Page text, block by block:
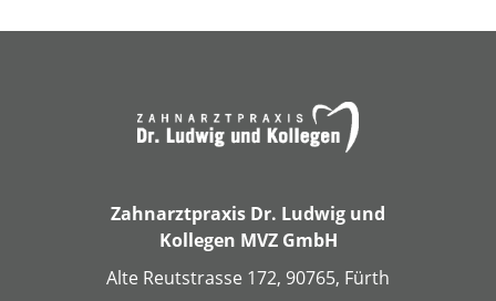
Zahnarztpraxis Dr. Ludwig und
Kollegen MVZ GmbH
Alte Reutstrasse 172, 90765, Fürth